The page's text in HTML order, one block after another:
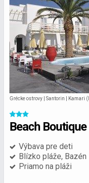
Grécke ostrovy | Santorin | Kamari
Beach
Výbava pre deti
Blízko pláže, Bazén
Priamo na pláži